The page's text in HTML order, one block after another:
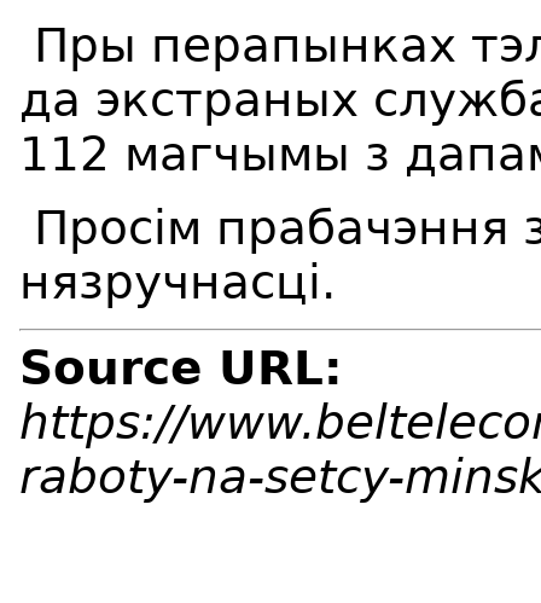
Пры перапынках
да экстраных
112 магчымы з
Просім
нязручнасці.
Source URL:
https://
raboty-na-setcy-